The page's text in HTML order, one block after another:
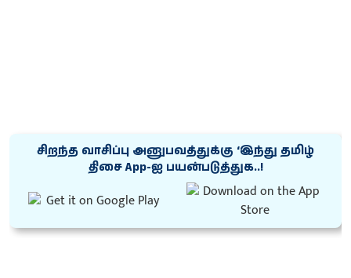
சிறந்த வாசிப்பு அனுபவத்துக்கு ‘இந்து தமிழ்
திசை App-ஐ பயன்படுத்துக..!